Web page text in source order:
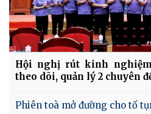
Hội nghị rút kinh
theo dõi, quản lý 2 chuyên
Phiên toà mở đường cho tố